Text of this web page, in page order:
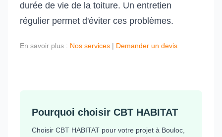
durée de vie de la toiture. Un entretien
régulier permet d'éviter ces problèmes.
En savoir plus : Nos services | Demander un devis
Pourquoi choisir CBT HABITAT
Choisir CBT HABITAT pour votre projet à Bouloc,